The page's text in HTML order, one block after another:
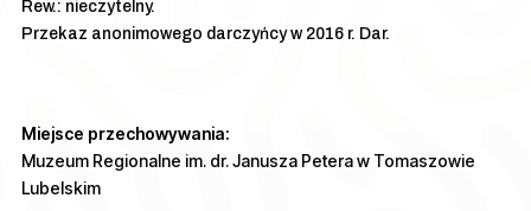
Rew.: nieczytelny.
Przekaz anonimowego darczyńcy w 2016 r. Dar.
Miejsce przechowywania:
Muzeum Regionalne im. dr. Janusza Petera w Tomaszowie
Lubelskim